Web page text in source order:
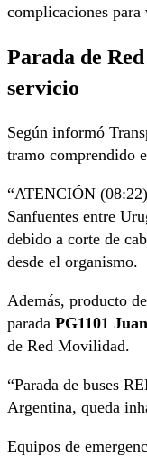
complicaciones
Parada de
servicio
Según informó
tramo comprendido
“ATENCIÓN
Sanfuentes entre
debido a corte de
desde el organismo.
Además, producto
parada PG1101
de Red Movilidad.
“Parada de buses
Argentina, queda
Equipos de